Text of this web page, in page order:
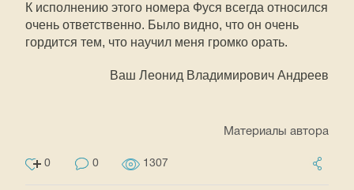
К исполнению этого номера Фуся всегда относился
очень ответственно. Было видно, что он очень
гордится тем, что научил меня громко орать.
Ваш Леонид Владимирович Андреев
Материалы автора
0 0 1307